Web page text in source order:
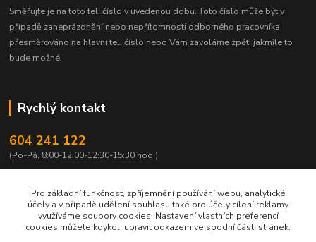
Směřujte je na toto tel. číslo v uvedenou dobu. Toto číslo může být v
případě zaneprázdnění nebo nepřítomnosti odborného pracovníka
přesměrováno na hlavní tel. číslo nebo Vám zavoláme zpět, jakmile to
bude možné.
Rychlý kontakt
604 241 122
(Po-Pá, 8:00-12:00-12:30-15:30 hod.)
Pro základní funkčnost, zpříjemnění používání webu, analytické
účely a v případě udělení souhlasu také pro účely cílení reklamy
využíváme soubory cookies. Nastavení vlastních preferencí
cookies můžete kdykoli upravit odkazem ve spodní části stránek.